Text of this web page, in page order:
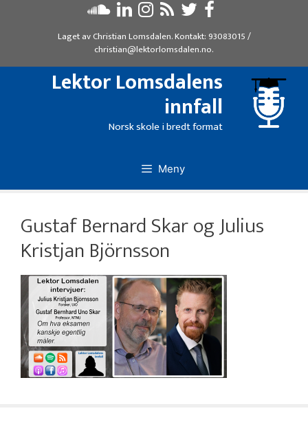
Laget avChristian Lomsdalen. Kontakt: 93083015/
christian@lektorlomsdalen.no.
Lektor Lomsdalens
innfall
Norsk skole i bredt format
Meny
Gustaf Bernard Skar og Julius
Kristjan Björnsson